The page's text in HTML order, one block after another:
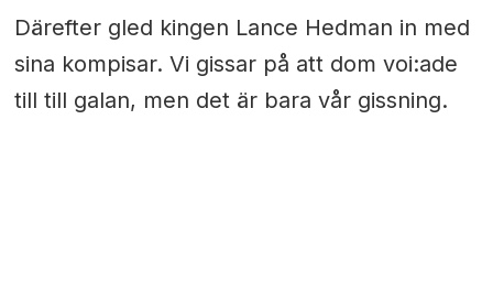
Därefter gled kingen Lance Hedman in med
sina kompisar. Vi gissar på att dom voi:ade
till till galan, men det är bara vår gissning.